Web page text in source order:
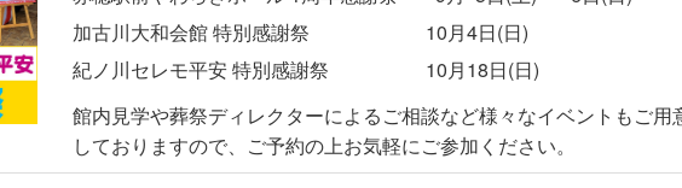
加古川大和会館 特別感謝祭
10月4日(日)
紀ノ川セレモ平安 特別感謝祭
10月18日(日)
館内見学や葬祭ディレクターによるご相談など様々なイベントもご用
しておりますので、ご予約の上お気軽にご参加ください。